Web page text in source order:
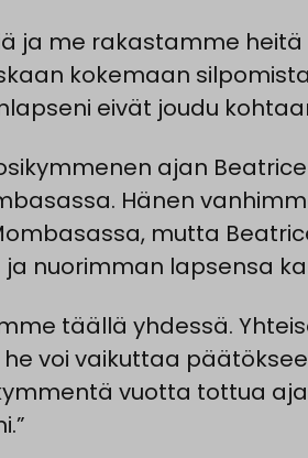
ja me rakastamme heitä
kokemaan
eivät joudu
ajan
Hänen
mutta
nuorimman lapsensa
täällä yhdessä.
voi vaikuttaa
vuotta tottua